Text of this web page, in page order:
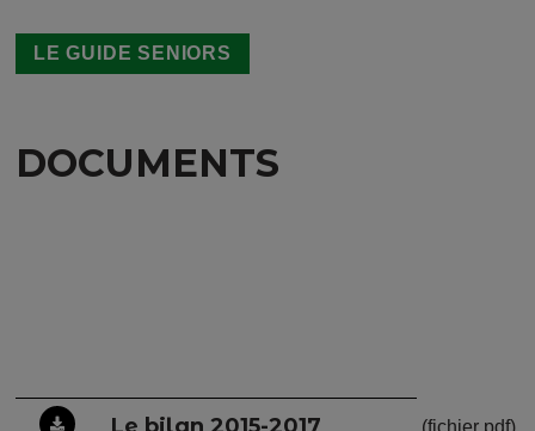
LE GUIDE SENIORS
DOCUMENTS
(fichier pdf)